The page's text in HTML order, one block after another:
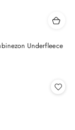
Underfleece